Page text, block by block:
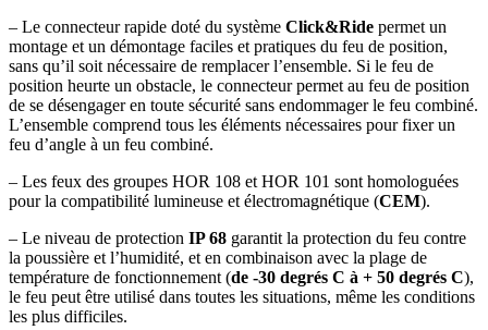
– Le connecteur rapide doté du système Click&Ride permet un
montage et un démontage faciles et pratiques du feu de position,
sans qu’il soit nécessaire de remplacer l’ensemble. Si le feu de
position heurte un obstacle, le connecteur permet au feu de position
de se désengager en toute sécurité sans endommager le feu combiné.
L’ensemble comprend tous les éléments nécessaires pour fixer un
feu d’angle à un feu combiné.
– Les feux des groupes HOR 108 et HOR 101 sont homologuées
pour la compatibilité lumineuse et électromagnétique (CEM).
– Le niveau de protection IP 68 garantit la protection du feu contre
la poussière et l’humidité, et en combinaison avec la plage de
température de fonctionnement (de -30 degrés C à + 50 degrés C),
le feu peut être utilisé dans toutes les situations, même les conditions
les plus difficiles.